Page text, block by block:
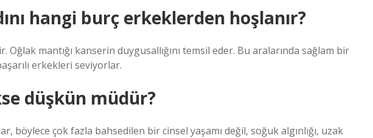
hangi burç erkeklerden hoşlanır?
Oğlak mantığı kanserin duygusallığını temsil eder. Bu aralarında sağlam bir
erkekleri seviyorlar.
düşkün müdür?
böylece çok fazla bahsedilen bir cinsel yaşamı değil, soğuk algınlığı, uzak